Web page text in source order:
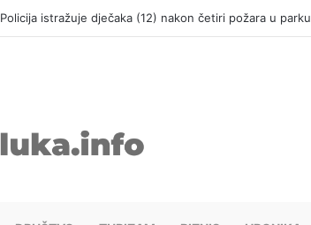
Policija istražuje dječaka (12) nakon četiri požara u parku